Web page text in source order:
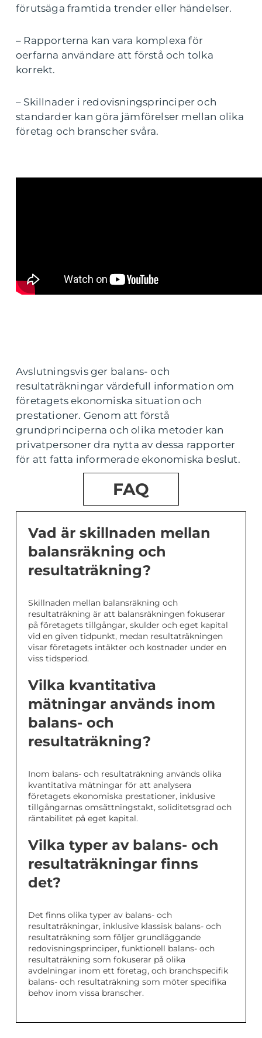
förutsäga framtida trender eller händelser.
– Rapporterna kan vara komplexa för
oerfarna användare att förstå och tolka
korrekt.
– Skillnader i redovisningsprinciper och
standarder kan göra jämförelser mellan olika
företag och branscher svåra.
Avslutningsvis ger balans- och
resultaträkningar värdefull information om
företagets ekonomiska situation och
prestationer. Genom att förstå
grundprinciperna och olika metoder kan
privatpersoner dra nytta av dessa rapporter
för att fatta informerade ekonomiska beslut.
FAQ
Vad är skillnaden mellan
balansräkning och
resultaträkning?
Skillnaden mellan balansräkning och
resultaträkning är att balansräkningen fokuserar
på företagets tillgångar, skulder och eget kapital
vid en given tidpunkt, medan resultaträkningen
visar företagets intäkter och kostnader under en
viss tidsperiod.
Vilka kvantitativa
mätningar används inom
balans- och
resultaträkning?
Inom balans- och resultaträkning används olika
kvantitativa mätningar för att analysera
företagets ekonomiska prestationer, inklusive
tillgångarnas omsättningstakt, soliditetsgrad och
räntabilitet på eget kapital.
Vilka typer av balans- och
resultaträkningar finns
det?
Det finns olika typer av balans- och
resultaträkningar, inklusive klassisk balans- och
resultaträkning som följer grundläggande
redovisningsprinciper, funktionell balans- och
resultaträkning som fokuserar på olika
avdelningar inom ett företag, och branchspecifik
balans- och resultaträkning som möter specifika
behov inom vissa branscher.